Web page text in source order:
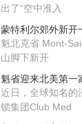
出了“空中准入
蒙特利尔郊外新开
魁北克省 Mont-
山脚下新开
魁省迎来北美第一
近日，全球知名的
锁集团Club Med